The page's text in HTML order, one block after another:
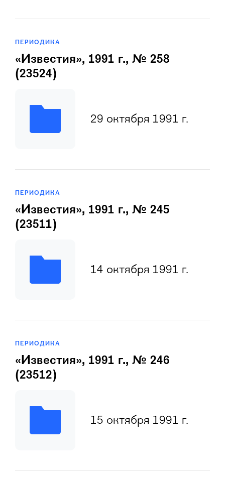
ПЕРИОДИКА
«Известия», 1991 г., № 258
(23524)
29 октября 1991 г.
ПЕРИОДИКА
«Известия», 1991 г., № 245
(23511)
14 октября 1991 г.
ПЕРИОДИКА
«Известия», 1991 г., № 246
(23512)
15 октября 1991 г.